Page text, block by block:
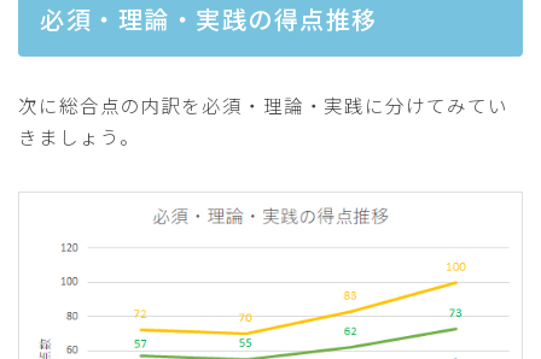
必須・理論・実践の得点推移
次に総合点の内訳を必須・理論・実践に分けてみてい
きましょう。